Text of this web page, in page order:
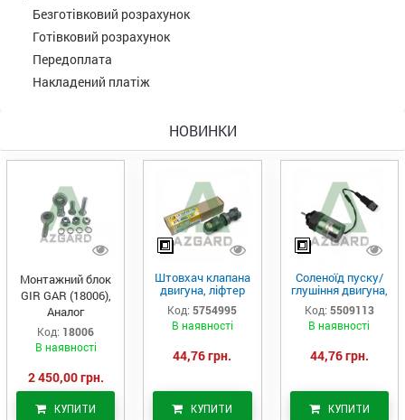
Безготівковий розрахунок
Готівковий розрахунок
Передоплата
Накладений платіж
НОВИНКИ
Монтажний блок
GIR GAR (18006),
Аналог
Код: 18006
В наявності
2 450,00 грн.
КУПИТИ
Штовхач клапана
двигуна, ліфтер
(575-4995)
Код: 5754995
В наявності
44,76 грн.
КУПИТИ
Соленоїд пуску/
глушіння двигуна,
актуатор (550-
9113)
Код: 5509113
В наявності
44,76 грн.
КУПИТИ